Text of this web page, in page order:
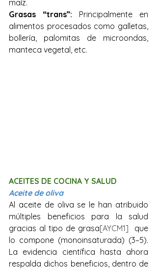
maíz.
Grasas “trans”: Principalmente en
alimentos procesados como galletas,
bollería, palomitas de microondas,
manteca vegetal, etc.
ACEITES DE COCINA Y SALUD
Aceite de oliva
Al aceite de oliva se le han atribuido
múltiples beneficios para la salud
gracias al tipo de grasa[AYCM1]
  que
lo compone (monoinsaturada) (3–5).
La evidencia científica hasta ahora
respalda dichos beneficios, dentro de